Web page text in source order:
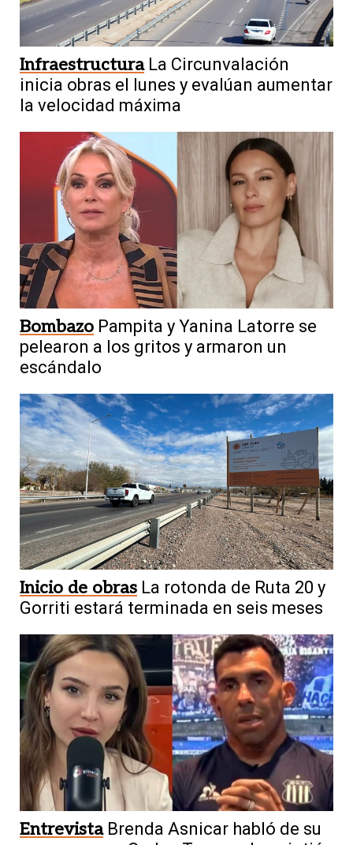
Infraestructura La Circunvalación
inicia obras el lunes y evalúan aumentar
la velocidad máxima
Bombazo Pampita y Yanina Latorre se
pelearon a los gritos y armaron un
escándalo
Inicio de obras La rotonda de Ruta 20 y
Gorriti estará terminada en seis meses
Entrevista Brenda Asnicar habló de su